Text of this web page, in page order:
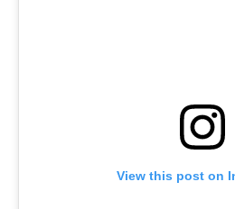
View this post on